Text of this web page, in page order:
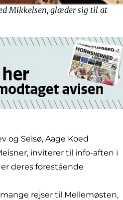
Mikkelsen, glæder sig til at
og Selsø, Aage Koed
inviterer til info-aften i
deres forestående
rejser til Mellemøsten,